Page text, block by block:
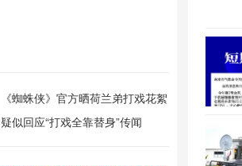
《蜘蛛侠》官方晒荷兰弟打戏花絮
疑似回应“打戏全靠替身”传闻